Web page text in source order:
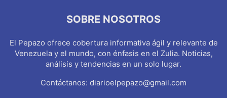
SOBRE NOSOTROS
El Pepazo ofrece cobertura informativa ágil y relevante de
Venezuela y el mundo, con énfasis en el Zulia. Noticias,
análisis y tendencias en un solo lugar.
Contáctanos: diarioelpepazo@gmail.com